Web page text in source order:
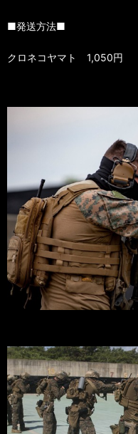
■発送方法■
クロネコヤマト 1,050円